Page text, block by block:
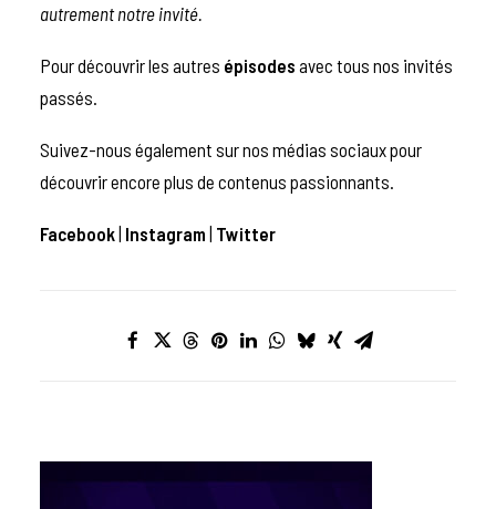
autrement notre invité.
Pour découvrir les autres épisodes avec tous nos invités
passés.
Suivez-nous également sur nos médias sociaux pour
découvrir encore plus de contenus passionnants.
Facebook| Instagram | Twitter